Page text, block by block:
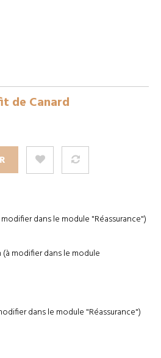
de Canard
dans le module "Réassurance")
modifier dans le module
dans le module "Réassurance")